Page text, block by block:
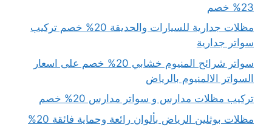
23% خصم
مظلات جدارية للسيارات والحديقة 20% خصم تركيب
سواتر جدارية
سواتر شرائح المنيوم خشابي 20% خصم على اسعار
السواتر الالمنيوم بالرياض
تركيب مظلات مدارس و سواتر مدارس 20% خصم
مظلات بوثلين الرياض بألوان رائعة وحماية فائقة 20%